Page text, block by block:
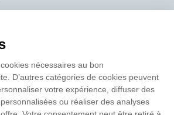
nécessaires au bon
D’autres catégories de cookies peuvent
votre expérience, diffuser des
ou réaliser des analyses